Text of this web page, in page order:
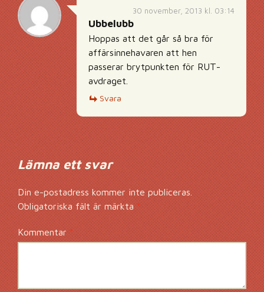
30 november, 2013 kl. 03:14
Ubbelubb
Hoppas att det går så bra för
affärsinnehavaren att hen
passerar brytpunkten för RUT-
avdraget.
Svara
Lämna ett svar
Din e-postadress kommer inte publiceras.
Obligatoriska fält är märkta*
Kommentar*